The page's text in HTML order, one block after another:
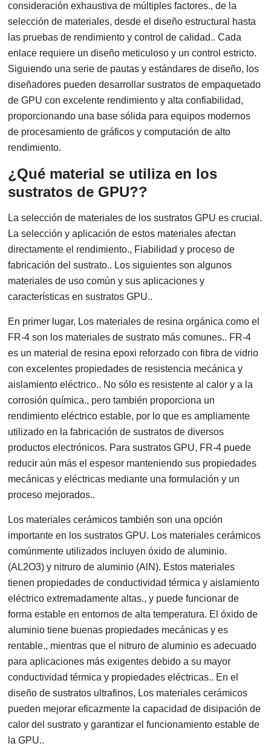
consideración exhaustiva de múltiples factores., de la
selección de materiales, desde el diseño estructural hasta
las pruebas de rendimiento y control de calidad.. Cada
enlace requiere un diseño meticuloso y un control estricto.
Siguiendo una serie de pautas y estándares de diseño, los
diseñadores pueden desarrollar sustratos de empaquetado
de GPU con excelente rendimiento y alta confiabilidad,
proporcionando una base sólida para equipos modernos
de procesamiento de gráficos y computación de alto
rendimiento.
¿Qué material se utiliza en los
sustratos de GPU??
La selección de materiales de los sustratos GPU es crucial.
La selección y aplicación de estos materiales afectan
directamente el rendimiento., Fiabilidad y proceso de
fabricación del sustrato.. Los siguientes son algunos
materiales de uso común y sus aplicaciones y
características en sustratos GPU..
En primer lugar, Los materiales de resina orgánica como el
FR-4 son los materiales de sustrato más comunes.. FR-4
es un material de resina epoxi reforzado con fibra de vidrio
con excelentes propiedades de resistencia mecánica y
aislamiento eléctrico.. No sólo es resistente al calor y a la
corrosión química., pero también proporciona un
rendimiento eléctrico estable, por lo que es ampliamente
utilizado en la fabricación de sustratos de diversos
productos electrónicos. Para sustratos GPU, FR-4 puede
reducir aún más el espesor manteniendo sus propiedades
mecánicas y eléctricas mediante una formulación y un
proceso mejorados..
Los materiales cerámicos también son una opción
importante en los sustratos GPU. Los materiales cerámicos
comúnmente utilizados incluyen óxido de aluminio.
(AL2O3) y nitruro de aluminio (AlN). Estos materiales
tienen propiedades de conductividad térmica y aislamiento
eléctrico extremadamente altas., y puede funcionar de
forma estable en entornos de alta temperatura. El óxido de
aluminio tiene buenas propiedades mecánicas y es
rentable., mientras que el nitruro de aluminio es adecuado
para aplicaciones más exigentes debido a su mayor
conductividad térmica y propiedades eléctricas.. En el
diseño de sustratos ultrafinos, Los materiales cerámicos
pueden mejorar eficazmente la capacidad de disipación de
calor del sustrato y garantizar el funcionamiento estable de
la GPU..